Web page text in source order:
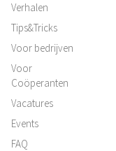
Verhalen
Tips&Tricks
Voor bedrijven
Voor
Coöperanten
Vacatures
Events
FAQ